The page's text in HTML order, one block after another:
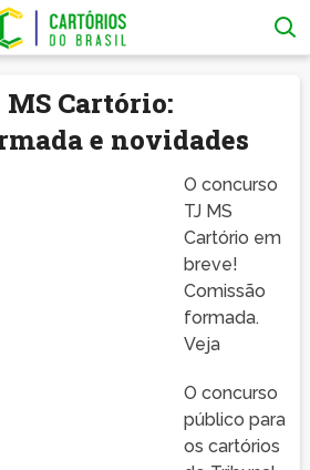
Cartório:
e novidades
O concurso
TJ MS
Cartório em
breve!
Comissão
formada.
Veja
O concurso
público para
os cartórios